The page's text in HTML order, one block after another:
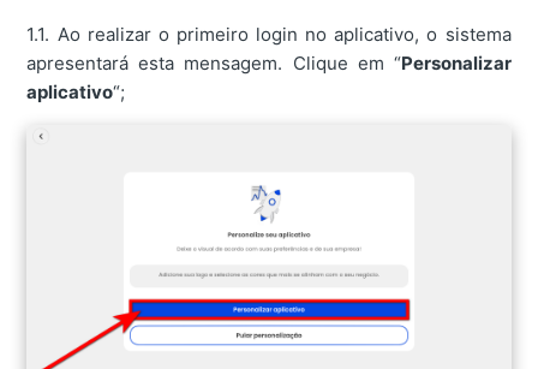
1.1. Ao realizar o primeiro login no aplicativo, o sistema
apresentará esta mensagem. Clique em “Personalizar
aplicativo“;